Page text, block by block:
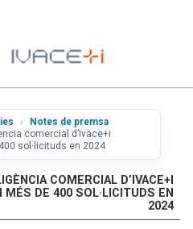
Notes de premsa
comercial d’Ivace+i
sol·licituds en 2024
COMERCIAL D’IVACE+I
MÉS DE 400 SOL·LICITUDS EN
2024